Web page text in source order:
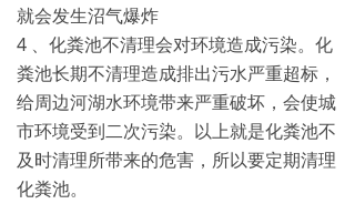
就会发生沼气爆炸
4 、化粪池不清理会对环境造成污染。化
粪池长期不清理造成排出污水严重超标，
给周边河湖水环境带来严重破坏，会使城
市环境受到二次污染。以上就是化粪池不
及时清理所带来的危害，所以要定期清理
化粪池。